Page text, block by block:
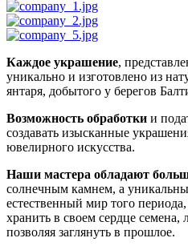
Каждое украшение,
уникально и изготовлено из
янтаря, добытого у берегов
Возможность обработки и
создавать изысканные
ювелирного искусства.
Наши мастера обладают
солнечным камнем, а
естественный мир того
хранить в своем сердце семена,
позволяя заглянуть в прошлое.